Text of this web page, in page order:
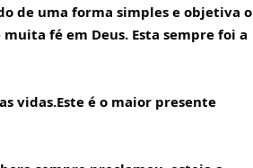
de uma forma simples e objetiva o
fé em Deus. Esta sempre foi a
vidas.Este é o maior presente